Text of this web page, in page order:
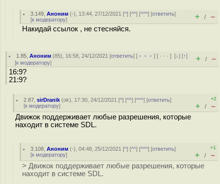
3.149 ,Аноним (-), 13:44, 27/12/2021 [^] [^^] [^^^] [ответить]
[к модератору] + / –
Накидай ссылок , не стесняйся.
1.85 ,Аноним (85), 16:58, 24/12/2021 [ответить] [ ﹢﹢﹢] [ · · ·][↓] [↑]
[к модератору] + / –
16:9?
21:9?
2.87 ,sirDranik (ok), 17:30, 24/12/2021 [^] [^^] [^^^] [ответить]
[к модератору]
+2
+ / –
Движок поддерживает любые разрешения, которые
находит в системе SDL.
3.108 ,Аноним (-), 04:48, 25/12/2021 [^] [^^] [^^^] [ответить]
[к модератору]
+1
+ / –
> Движок поддерживает любые разрешения, которые
находит в системе SDL.